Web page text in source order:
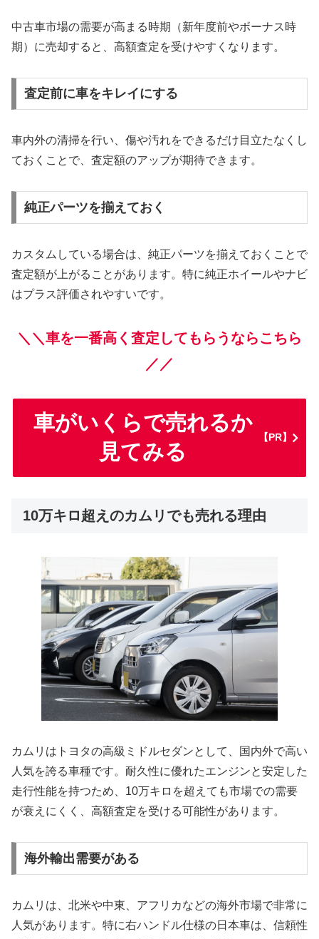
中古車市場の需要が高まる時期（新年度前やボーナス時
期）に売却すると、高額査定を受けやすくなります。
査定前に車をキレイにする
車内外の清掃を行い、傷や汚れをできるだけ目立たなくし
ておくことで、査定額のアップが期待できます。
純正パーツを揃えておく
カスタムしている場合は、純正パーツを揃えておくことで
査定額が上がることがあります。特に純正ホイールやナビ
はプラス評価されやすいです。
＼＼車を一番高く査定してもらうならこちら
／／
車がいくらで売れるか
見てみる
【PR】
10万キロ超えのカムリでも売れる理由
カムリはトヨタの高級ミドルセダンとして、国内外で高い
人気を誇る車種です。耐久性に優れたエンジンと安定した
走行性能を持つため、10万キロを超えても市場での需要
が衰えにくく、高額査定を受ける可能性があります。
海外輸出需要がある
カムリは、北米や中東、アフリカなどの海外市場で非常に
人気があります。特に右ハンドル仕様の日本車は、信頼性